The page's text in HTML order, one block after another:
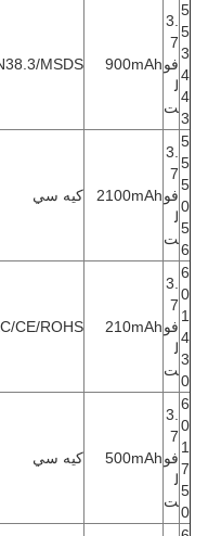
5
5
3
4
4
3
3.
7
فو
ل
ت
900mAh
MSDS
5
5
5
0
5
6
3.
7
فو
ل
ت
2100mAh كيه سي
6
0
1
4
3
0
3.
7
فو
ل
ت
210mAh
CE/ROHS
6
0
1
7
5
0
3.
7
فو
ل
ت
500mAh كيه سي